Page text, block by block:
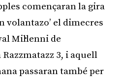
començaran la gira
volantazo’ el dimecres
Mil·lenni de
3, i aquell
passaran també per